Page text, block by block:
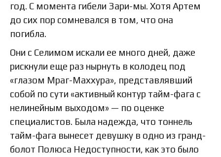
год. С момента гибели Зари-мы. Хотя Артем
до сих пор сомневался в том, что она
погибла.
Они с Селимом искали ее много дней, даже
рискнули еще раз нырнуть в колодец под
«глазом Мраг-Маххура», представлявший
собой по сути «активный контур тайм-фага с
нелинейным выходом» — по оценке
специалистов. Была надежда, что тоннель
тайм-фага вынесет девушку в одно из гранд-
болот Полюса Недоступности, как это было